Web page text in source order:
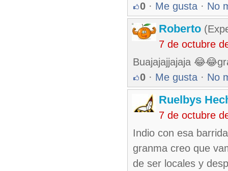
0 · Me gusta · No
Roberto
7 de octubre
Buajajajjajaja
0 · Me gusta · No
Ruelbys
7 de octubre
Indio con esa
granma creo que
de ser locales y